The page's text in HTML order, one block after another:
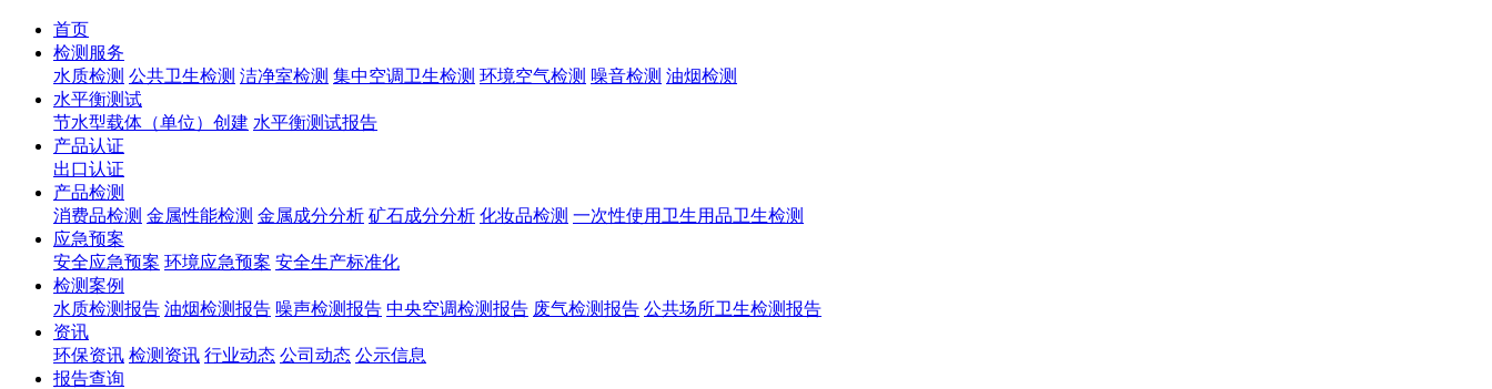
首页
检测服务
水质检测 公共卫生检测 洁净室检测 集中空调卫生检测 环境空气检测 噪音检测 油烟检测
水平衡测试
节水型载体（单位）创建 水平衡测试报告
产品认证
出口认证
产品检测
消费品检测 金属性能检测 金属成分分析 矿石成分分析 化妆品检测 一次性使用卫生用品卫生检测
应急预案
安全应急预案 环境应急预案 安全生产标准化
检测案例
水质检测报告 油烟检测报告 噪声检测报告 中央空调检测报告 废气检测报告 公共场所卫生检测报告
资讯
环保资讯 检测资讯 行业动态 公司动态 公示信息
报告查询